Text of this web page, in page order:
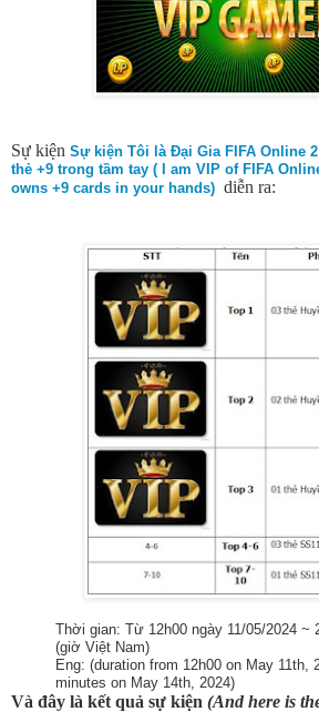
Sự kiện Sự kiện Tôi là Đại Gia FIFA Online
thẻ +9 trong tầm tay ( I am VIP of FIFA
owns +9 cards in your hands) diễn ra:
Thời gian: Từ 12h00 ngày 11/05/2024 ~
(giờ Việt Nam)
Eng: (duration from 12h00 on May 11th,
minutes on May 14th, 2024)
Và đây là kết quả sự kiện (And here is